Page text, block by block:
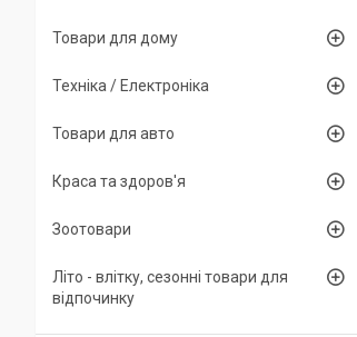
Товари для дому
Техніка / Електроніка
Товари для авто
Краса та здоров'я
Зоотовари
Літо - влітку, сезонні товари для
відпочинку